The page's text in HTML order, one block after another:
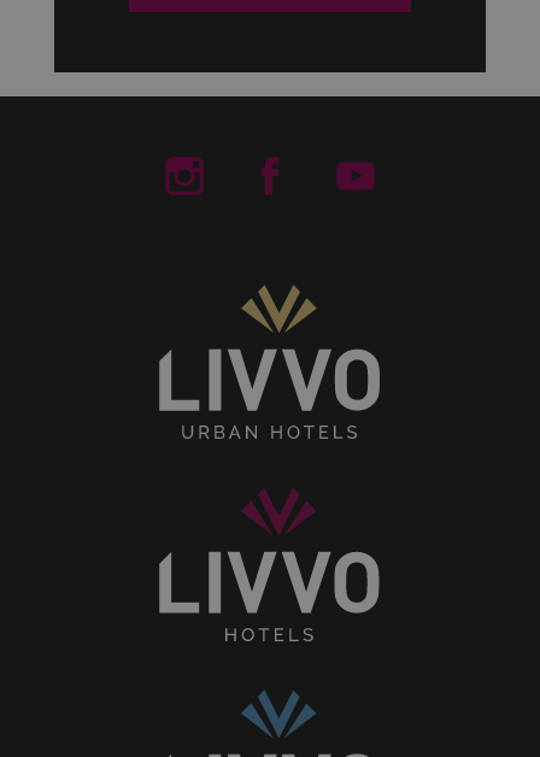
Livvo Hotels Instagram
Livvo Hotels Facebook
Livvo Hotels